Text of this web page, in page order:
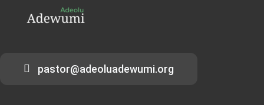
pastor@adeoluadewumi.org